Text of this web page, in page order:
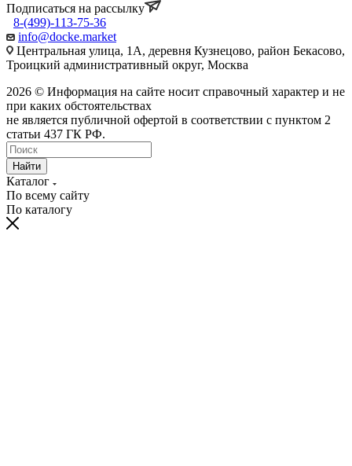
Подписаться на рассылку
8-(499)-113-75-36
info@docke.market
Центральная улица, 1А, деревня Кузнецово, район Бекасово,
Троицкий административный округ, Москва
2026 © Информация на сайте носит справочный характер и не
при каких обстоятельствах
не является публичной офертой в соответствии с пунктом 2
статьи 437 ГК РФ.
Найти
Каталог
По всему сайту
По каталогу